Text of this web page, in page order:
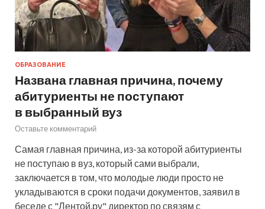
ОБРАЗОВАНИЕ
Названа главная причина, почему
абитуриенты не поступают
в выбранный вуз
Оставьте комментарий
Самая главная причина, из-за которой абитуриенты
не поступаю в вуз, который сами выбрали,
заключается в том, что молодые люди просто не
укладываются в сроки подачи документов, заявил в
беседе с "Лентой.ру" директор по связям с